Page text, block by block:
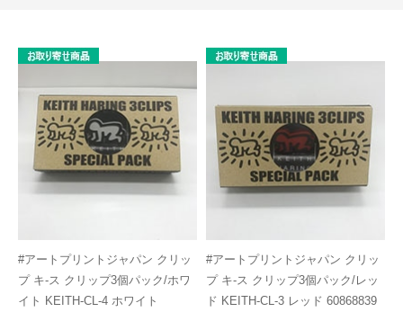
#アートプリントジャパン クリッ
プ キ-ス クリップ3個パック/ホワ
イト KEITH-CL-4 ホワイト
#アートプリントジャパン クリッ
プ キ-ス クリップ3個パック/レッ
ド KEITH-CL-3 レッド 60868839